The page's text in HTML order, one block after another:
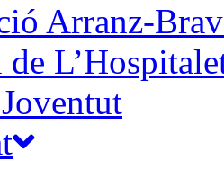
Arranz-
de